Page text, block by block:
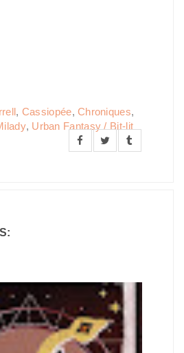
, Cassiopée, Chroniques,
, Urban Fantasy / Bit-lit